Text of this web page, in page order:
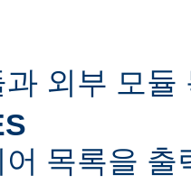
외부 모듈
어 목록을 출